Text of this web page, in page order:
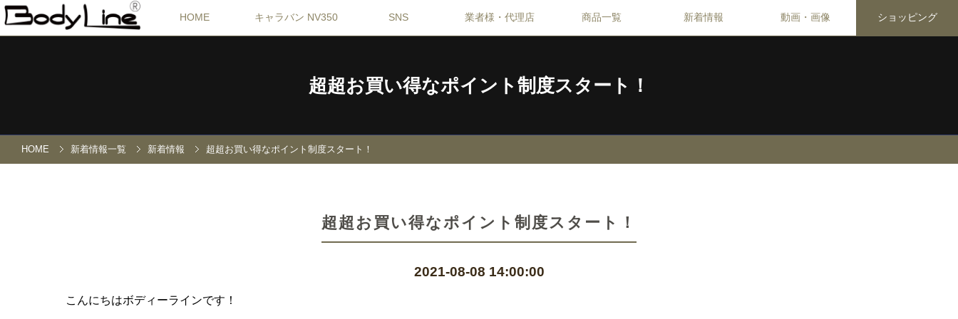
HOME キャラバン NV350 SNS 業者様・代理店 商品一覧 新着情報 動画・画像 ショッピング
超超お買い得なポイント制度スタート！
HOME 新着情報一覧 新着情報 超超お買い得なポイント制度スタート！
超超お買い得なポイント制度スタート！
2021-08-08 14:00:00
こんにちはボディーラインです！